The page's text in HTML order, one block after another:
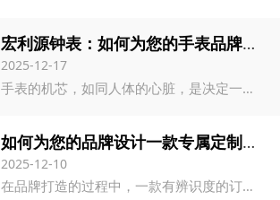
宏利源钟表：如何为您的手表品牌选择最合适的机芯？
2025-12-17
手表的机芯，如同人体的心脏，是决定一枚腕表品质、功能和市场定位的核心。对于每一个手表品牌而言，无论是初创还是寻求升级，手表机芯选择都是至关重要的一步。在宏利源钟表，我们深耕手表定制领域三十载，专注于石英表和机械表的研发与制造，积累了丰富的经验，深知如何协助品牌找到最匹配其市场定位的“心脏”。 本文将为您提供一份全面的手表机芯指南，深入探讨石英 vs 机械机芯的特点，对比日本与瑞士主流机芯，并帮助您避免常见的选择误区。
如何为您的品牌设计一款专属定制手表｜宏利源钟表专业指南
2025-12-10
在品牌打造的过程中，一款有辨识度的订制手表往往能成为提升品牌形象的重要载体。无论您是想打造自己的潮流手表、企业礼品表，还是期望推动品牌独立手表项目，一个系统、专业的设计流程都至关重要。 作为扎根深圳宝安的专业深圳手表厂 — 宏利源钟表，我们长期为国内外品牌提供 OEM/ODM 手表定制服务，对从设计到量产的每一个环节都非常熟悉。